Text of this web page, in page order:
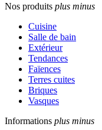
Nos produits plus minus
Cuisine
Salle de bain
Extérieur
Tendances
Faïences
Terres cuites
Briques
Vasques
Informations plus minus